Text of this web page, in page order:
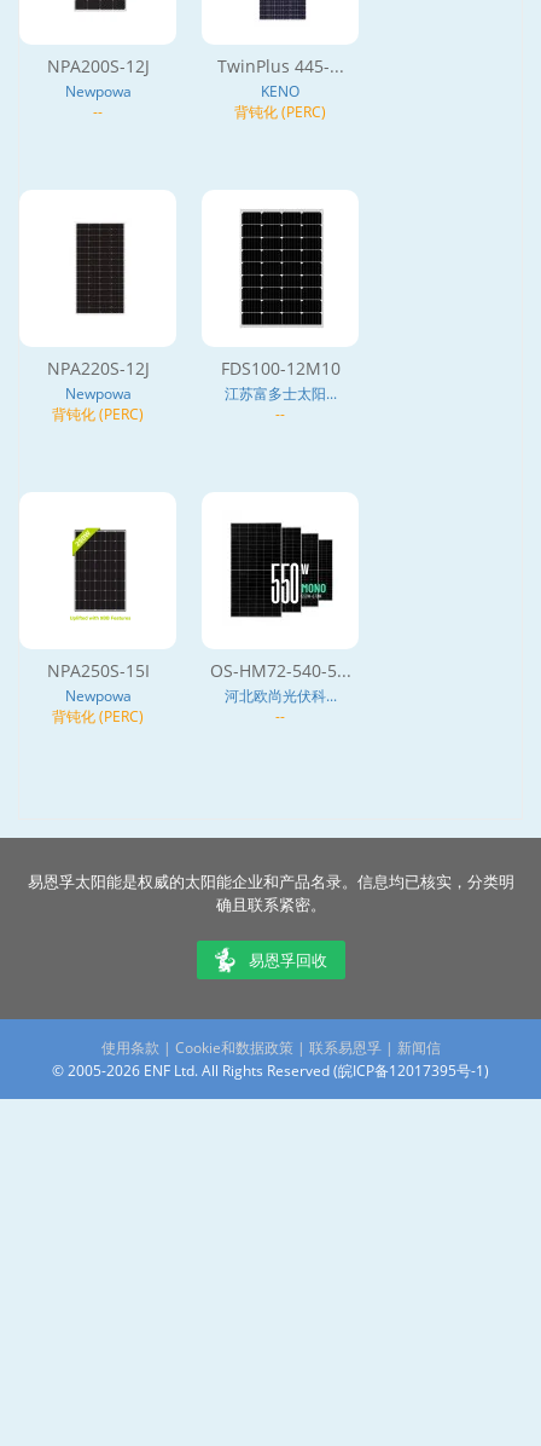
NPA200S-12J
Newpowa
--
TwinPlus 445-...
KENO
背钝化 (PERC)
NPA220S-12J
Newpowa
背钝化 (PERC)
FDS100-12M10
江苏富多士太阳...
--
NPA250S-15I
Newpowa
背钝化 (PERC)
OS-HM72-540-5...
河北欧尚光伏科...
--
易恩孚太阳能是权威的太阳能企业和产品名录。信息均已核实，分类明
确且联系紧密。
易恩孚回收
使用条款 | Cookie和数据政策| 联系易恩孚 | 新闻信
© 2005-2026 ENF Ltd. All Rights Reserved (皖ICP备12017395号-1)